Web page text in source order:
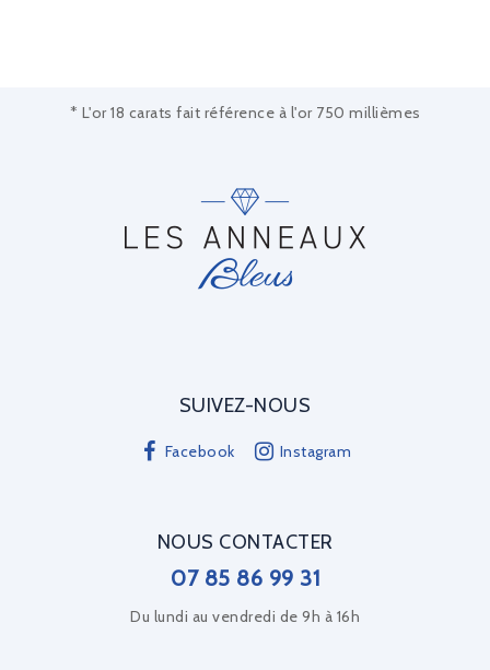
* L'or 18 carats fait référence à l'or 750 millièmes
SUIVEZ-NOUS
Facebook Instagram
NOUS CONTACTER
07 85 86 99 31
Du lundi au vendredi de 9h à 16h